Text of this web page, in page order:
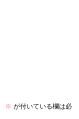
※ が付いている欄は必